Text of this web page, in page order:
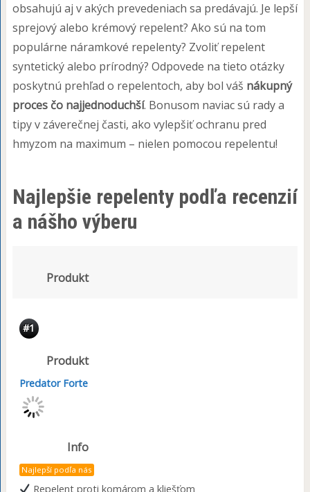
obsahujú aj v akých prevedeniach sa predávajú. Je lepší
sprejový alebo krémový repelent? Ako sú na tom
populárne náramkové repelenty? Zvoliť repelent
syntetický alebo prírodný? Odpovede na tieto otázky
poskytnú prehľad o repelentoch, aby bol váš nákupný
proces čo najjednoduchší. Bonusom naviac sú rady a
tipy v záverečnej časti, ako vylepšiť ochranu pred
hmyzom na maximum – nielen pomocou repelentu!
Najlepšie repelenty podľa recenzií
a nášho výberu
Produkt
#1
Produkt
Predator Forte
Info
Najlepší podľa nás
Repelent proti komárom a kliešťom